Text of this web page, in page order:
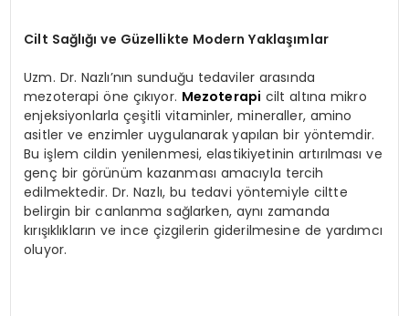
Cilt Sağlığı ve Güzellikte Modern Yaklaşımlar
Uzm. Dr. Nazlı’nın sunduğu tedaviler arasında
mezoterapi öne çıkıyor. Mezoterapi cilt altına mikro
enjeksiyonlarla çeşitli vitaminler, mineraller, amino
asitler ve enzimler uygulanarak yapılan bir yöntemdir.
Bu işlem cildin yenilenmesi, elastikiyetinin artırılması ve
genç bir görünüm kazanması amacıyla tercih
edilmektedir. Dr. Nazlı, bu tedavi yöntemiyle ciltte
belirgin bir canlanma sağlarken, aynı zamanda
kırışıklıkların ve ince çizgilerin giderilmesine de yardımcı
oluyor.